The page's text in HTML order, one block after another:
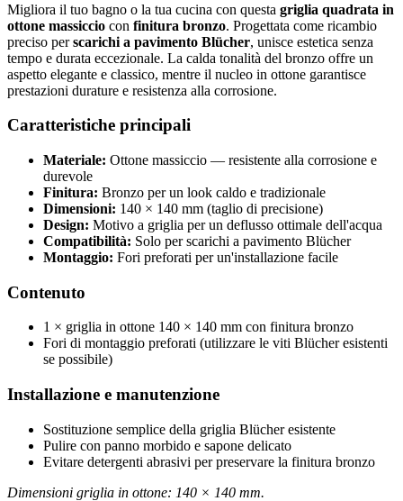
Migliora il tuo bagno o la tua cucina con questa griglia quadrata in
ottone massiccio con finitura bronzo. Progettata come ricambio
preciso perscarichi a pavimento Blücher, unisce estetica senza
tempo e durata eccezionale. La calda tonalità del bronzo offre un
aspetto elegante e classico, mentre il nucleo in ottone garantisce
prestazioni durature e resistenza alla corrosione.
Caratteristiche principali
Materiale: Ottone massiccio — resistente alla corrosione e
durevole
Finitura: Bronzo per un look caldo e tradizionale
Dimensioni: 140 × 140 mm (taglio di precisione)
Design: Motivo a griglia per un deflusso ottimale dell'acqua
Compatibilità: Solo per scarichi a pavimento Blücher
Montaggio: Fori preforati per un'installazione facile
Contenuto
1 × griglia in ottone 140 × 140 mm con finitura bronzo
Fori di montaggio preforati (utilizzare le viti Blücher esistenti
se possibile)
Installazione e manutenzione
Sostituzione semplice della griglia Blücher esistente
Pulire con panno morbido e sapone delicato
Evitare detergenti abrasivi per preservare la finitura bronzo
Dimensioni griglia in ottone: 140 × 140 mm.